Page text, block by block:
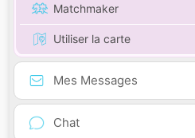
Matchmaker
Utiliser la carte
Mes Messages
Chat